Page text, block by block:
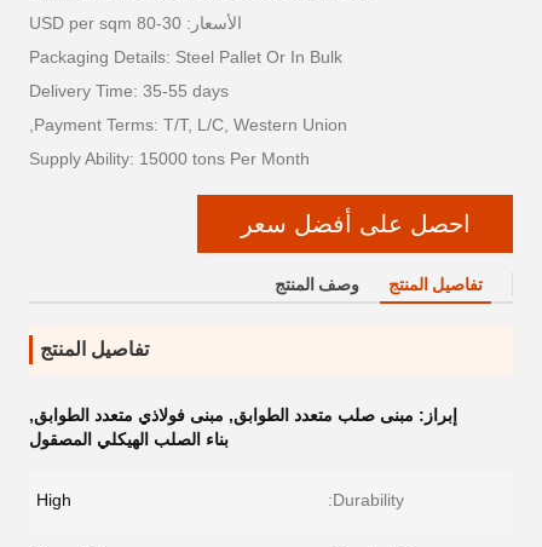
الأسعار: 30-80 USD per sqm
Packaging Details: Steel Pallet Or In Bulk
Delivery Time: 35-55 days
Payment Terms: T/T, L/C, Western Union,
Supply Ability: 15000 tons Per Month
احصل على أفضل سعر
تفاصيل المنتج وصف المنتج
تفاصيل المنتج
إبراز: مبنى صلب متعدد الطوابق, مبنى فولاذي متعدد الطوابق,
بناء الصلب الهيكلي المصقول
Durability:
High